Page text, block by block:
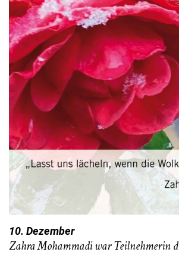
10. Dezember
Zahra Mohammadi war Teilnehmerin